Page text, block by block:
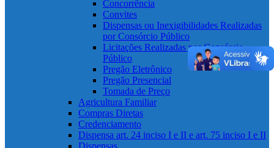
Concorrência
Convites
Dispensas ou Inexigibilidades Realizadas
por Consórcio Público
Licitações Realizadas por Consórcio
Público
Pregão Eletrônico
Pregão Presencial
Tomada de Preço
Agricultura Familiar
Compras Diretas
Credenciamento
Dispensa art. 24 inciso I e II e art. 75 inciso I e II